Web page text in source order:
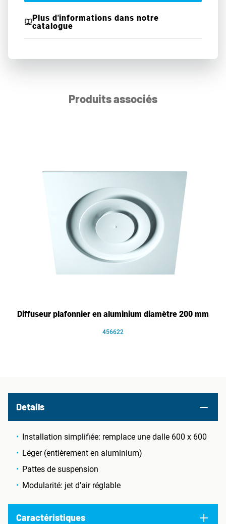
Plus d'informations dans notre
catalogue
Produits associés
Diffuseur plafonnier en aluminium diamètre 200 mm
456622
Details
Installation simplifiée: remplace une dalle 600 x 600
Léger (entièrement en aluminium)
Pattes de suspension
Modularité: jet d'air réglable
Caractéristiques